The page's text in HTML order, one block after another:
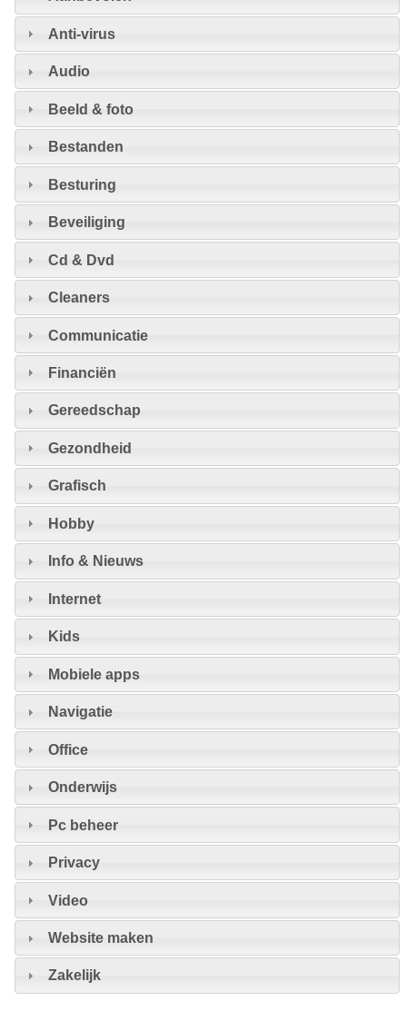
Anti-virus
Audio
Beeld & foto
Bestanden
Besturing
Beveiliging
Cd & Dvd
Cleaners
Communicatie
Financiën
Gereedschap
Gezondheid
Grafisch
Hobby
Info & Nieuws
Internet
Kids
Mobiele apps
Navigatie
Office
Onderwijs
Pc beheer
Privacy
Video
Website maken
Zakelijk